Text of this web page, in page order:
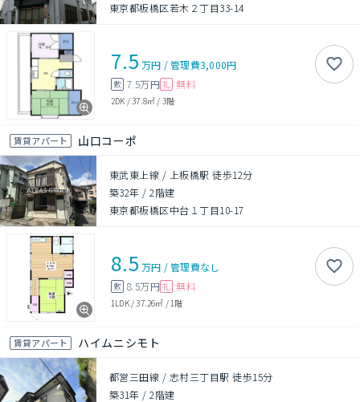
東京都板橋区若木２丁目33-14
7.5 万円 /管理費3,000円
敷 7.5万円 礼 無料
2DK /37.8㎡ / 3階
賃貸アパート 山口コーポ
東武東上線 / 上板橋駅 徒歩12分
築32年 /2階建
東京都板橋区中台１丁目10-17
8.5 万円 /管理費なし
敷 8.5万円 礼 無料
1LDK/37.26㎡ / 1階
賃貸アパート ハイムニシモト
都営三田線 / 志村三丁目駅 徒歩15分
築31年 /2階建